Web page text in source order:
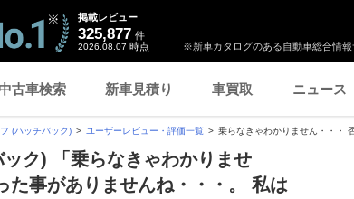
※新車カタログのある自動車総合情報
掲載レビュー
325,877 件
2026.08.07 時点
古車検索 新車見積り 車買取 ニュース
(ハッチバック) ユーザーレビュー・評価一覧 乗らなきゃわかりません・・・
ク) 「乗らなきゃわかりませ
た事がありませんね・・・。 私は